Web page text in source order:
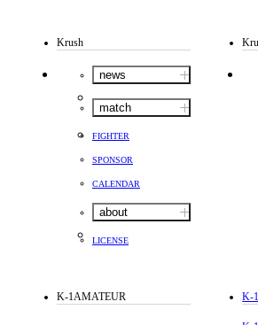
Krush
news
match
FIGHTER
SPONSOR
CALENDAR
about
LICENSE
K-1AMATEUR K-